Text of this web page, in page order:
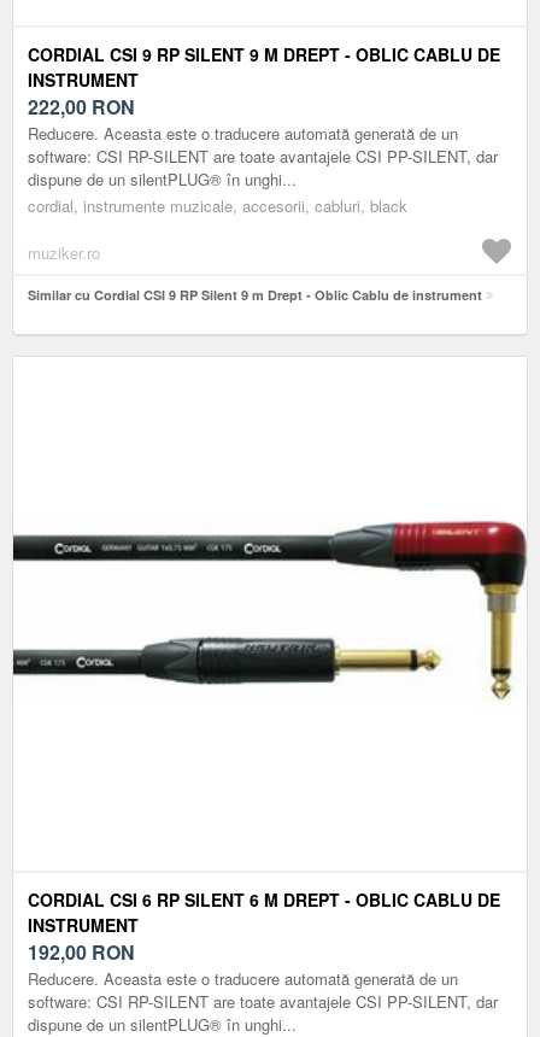
CORDIAL CSI 9 RP SILENT 9 M DREPT - OBLIC CABLU DE
INSTRUMENT
222,00 RON
Reducere. Aceasta este o traducere automată generată de un
software: CSI RP-SILENT are toate avantajele CSI PP-SILENT, dar
dispune de un silentPLUG® în unghi...
cordial, instrumente muzicale, accesorii, cabluri, black
muziker.ro
Similar cu Cordial CSI 9 RP Silent 9 m Drept - Oblic Cablu de instrument
CORDIAL CSI 6 RP SILENT 6 M DREPT - OBLIC CABLU DE
INSTRUMENT
192,00 RON
Reducere. Aceasta este o traducere automată generată de un
software: CSI RP-SILENT are toate avantajele CSI PP-SILENT, dar
dispune de un silentPLUG® în unghi...